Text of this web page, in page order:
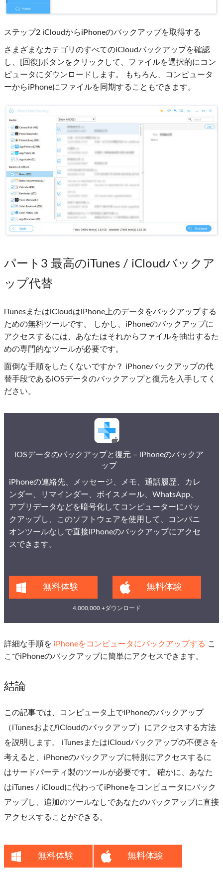
ステップ2 iCloudからiPhoneのバックアップを取得する
さまざまなカテゴリのすべてのiCloudバックアップを確認
し、[回復]ボタンをクリックして、ファイルを選択的にコン
ピュータにダウンロードします。 もちろん、コンピュータ
ーからiPhoneにファイルを同期することもできます。
パート3 最高のiTunes / iCloudバックア
ップ代替
iTunesまたはiCloudはiPhone上のデータをバックアップする
ための無料ツールです。 しかし、iPhoneのバックアップに
アクセスするには、あなたはそれからファイルを抽出するた
めの専門的なツールが必要です。
面倒な手順をしたくないですか？ iPhoneバックアップの代
替手段であるiOSデータのバックアップと復元を入手してく
ださい。
iOSデータのバックアップと復元 – iPhoneのバックア
ップ
iPhoneの連絡先、メッセージ、メモ、通話履歴、カレ
ンダー、リマインダー、ボイスメール、WhatsApp、
アプリデータなどを暗号化してコンピューターにバッ
クアップし、このソフトウェアを使用して、コンパニ
オンツールなしで直接iPhoneのバックアップにアクセ
スできます。
無料体験 無料体験
4,000,000 +ダウンロード
詳細な手順を iPhoneをコンピュータにバックアップする こ
こでiPhoneのバックアップに簡単にアクセスできます。
結論
この記事では、コンピュータ上でiPhoneのバックアップ
（iTunesおよびiCloudのバックアップ）にアクセスする方法
を説明します。 iTunesまたはiCloudバックアップの不便さを
考えると、iPhoneのバックアップに特別にアクセスするに
はサードパーティ製のツールが必要です。 確かに、あなた
はiTunes / iCloudに代わってiPhoneをコンピュータにバック
アップし、追加のツールなしであなたのバックアップに直接
アクセスすることができる。
無料体験 無料体験